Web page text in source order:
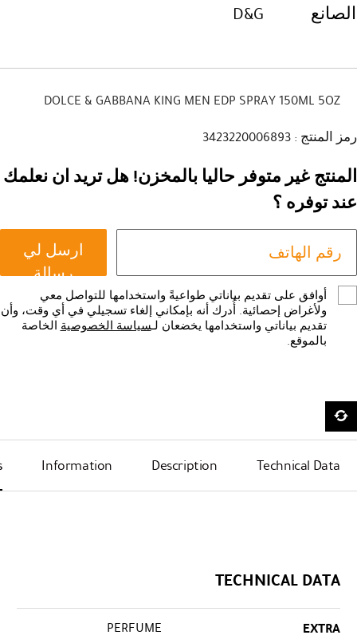
الصانع
D&G
DOLCE & GABBANA KING MEN EDP SPRAY 150ML 5OZ
رمز المنتج : 3423220006893
المنتج غير متوفر حاليا بالمخزن! هل تريد ان نعلمك
عند توفره ؟
ارسل لي
رسالة
أوافق على تقديم بياناتي طواعيةً واستخدامها للتواصل معي
ولأغراض إحصائية. أُدرك أنه بإمكاني إلغاء تسجيلي في أي وقت، وأن
تقديم بياناتي واستخدامها يخضعان لـسياسة الخصوصية الخاصة
بالموقع.
Technical Data
Description
Information
TECHNICAL DATA
EXTRA
PERFUME